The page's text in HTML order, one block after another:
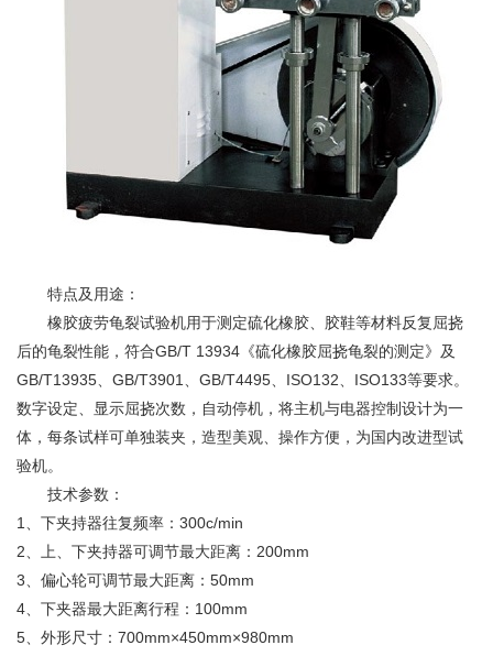
特点及用途：
橡胶疲劳龟裂试验机用于测定硫化橡胶、胶鞋等材料反复屈挠
后的龟裂性能，符合GB/T 13934《硫化橡胶屈挠龟裂的测定》及
GB/T13935、GB/T3901、GB/T4495、ISO132、ISO133等要求。
数字设定、显示屈挠次数，自动停机，将主机与电器控制设计为一
体，每条试样可单独装夹，造型美观、操作方便，为国内改进型试
验机。
技术参数：
1、下夹持器往复频率：300c/min
2、上、下夹持器可调节最大距离：200mm
3、偏心轮可调节最大距离：50mm
4、下夹器最大距离行程：100mm
5、外形尺寸：700mm×450mm×980mm